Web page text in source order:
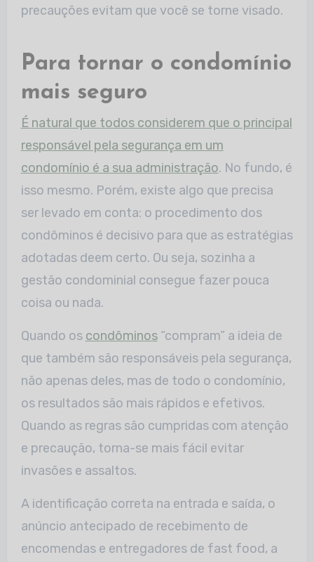
precauções evitam que você se torne visado.
Para tornar o condomínio
mais seguro
É natural que todos considerem que o principal
responsável pela segurança em um
condomínio é a sua administração. No fundo, é
isso mesmo. Porém, existe algo que precisa
ser levado em conta: o procedimento dos
condôminos é decisivo para que as estratégias
adotadas deem certo. Ou seja, sozinha a
gestão condominial consegue fazer pouca
coisa ou nada.
Quando os condôminos“compram” a ideia de
que também são responsáveis pela segurança,
não apenas deles, mas de todo o condomínio,
os resultados são mais rápidos e efetivos.
Quando as regras são cumpridas com atenção
e precaução, torna-se mais fácil evitar
invasões e assaltos.
A identificação correta na entrada e saída, o
anúncio antecipado de recebimento de
encomendas e entregadores de fast food, a